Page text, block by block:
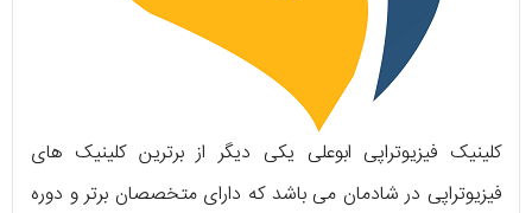
کلینیک فیزیوتراپی ابوعلی یکی دیگر از برترین کلینیک ‌های
فیزیوتراپی در شادمان می ‌باشد که دارای متخصصان برتر و دوره